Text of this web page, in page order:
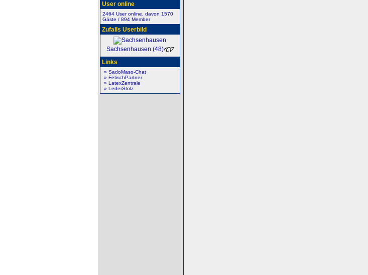
User online
2464 User online, davon 1570
Gäste / 894 Member
Zufalls Userbild
Sachsenhausen (48)
Links
» SadoMaso-Chat
» FetischPartner
» LatexZentrale
» LederStolz